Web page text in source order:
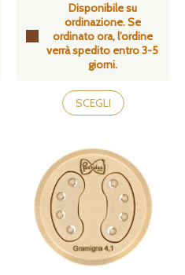
Disponibile su
ordinazione. Se
ordinato ora, l’ordine
verrà spedito entro 3-5
giorni.
prezzo:
da
49,90€
a
55,90€
SCEGLI
Questo
prodotto
ha
varianti.
Le
opzioni
possono
essere
scelte
nella
pagina
del